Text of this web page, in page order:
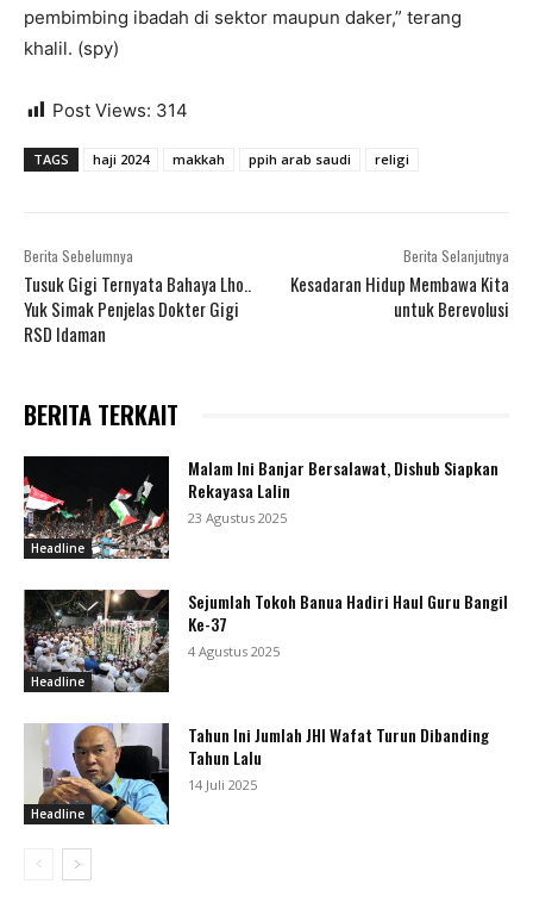
pembimbing ibadah di sektor maupun daker,” terang
khalil. (spy)
Post Views: 314
TAGS haji 2024 makkah ppih arab saudi religi
Berita Sebelumnya
Tusuk Gigi Ternyata Bahaya Lho..
Yuk Simak Penjelas Dokter Gigi
RSD Idaman
Berita Selanjutnya
Kesadaran Hidup Membawa Kita
untuk Berevolusi
BERITA TERKAIT
Headline
Malam Ini Banjar Bersalawat, Dishub Siapkan
Rekayasa Lalin
23 Agustus 2025
Headline
Sejumlah Tokoh Banua Hadiri Haul Guru Bangil
Ke-37
4 Agustus 2025
Headline
Tahun Ini Jumlah JHI Wafat Turun Dibanding
Tahun Lalu
14 Juli 2025